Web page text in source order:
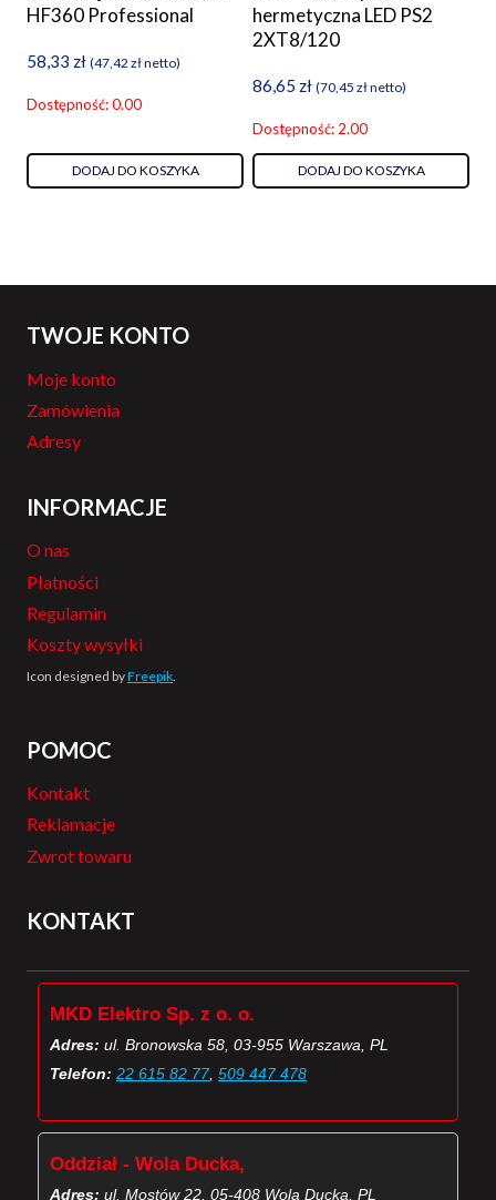
HF360 Professional
58,33 zł (47,42 złnetto)
Dostępność: 0.00
DODAJ DO KOSZYKA
hermetyczna LED PS2
2XT8/120
86,65 zł (70,45 złnetto)
Dostępność: 2.00
DODAJ DO KOSZYKA
TWOJE KONTO
Moje konto
Zamówienia
Adresy
INFORMACJE
O nas
Płatności
Regulamin
Koszty wysyłki
Icon designed byFreepik
POMOC
Kontakt
Reklamacje
Zwrot towaru
KONTAKT
MKD Elektro Sp. z o. o.
Adres: ul. Bronowska 58, 03-955 Warszawa, PL
Telefon: 22 615 82 77, 509 447 478
Oddział - Wola Ducka,
Adres: ul. Mostów 22, 05-408 Wola Ducka, PL